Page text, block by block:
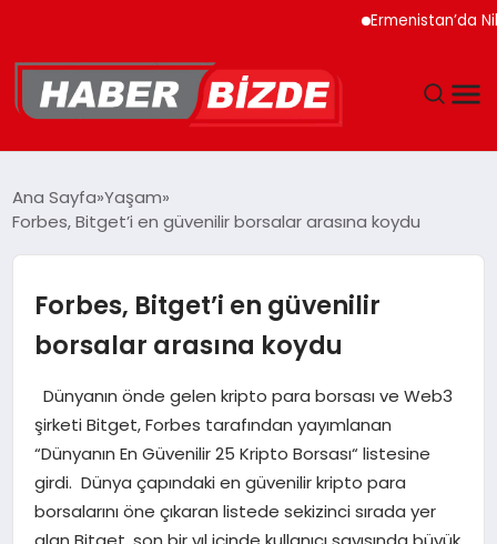
Ermenistan’da Nikol
YAŞAM
EKONOMI
EĞITIM
MAGAZIN
SPOR
TEKNOLOJI
Ana Sayfa Yaşam
Forbes, Bitget’i en güvenilir borsalar arasına koydu
Forbes, Bitget’i en güvenilir
borsalar arasına koydu
Dünyanın önde gelen kripto para borsası ve Web3
şirketi Bitget, Forbes tarafından yayımlanan
“Dünyanın En Güvenilir 25 Kripto Borsası“ listesine
girdi. Dünya çapındaki en güvenilir kripto para
borsalarını öne çıkaran listede sekizinci sırada yer